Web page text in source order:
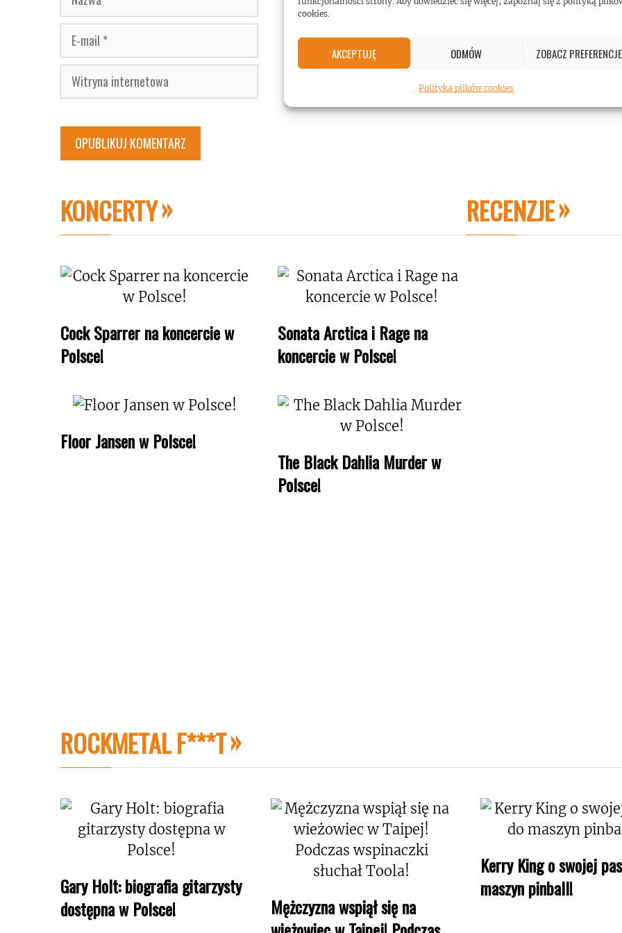
cookies.
AKCEPTUJĘ ODMÓW ZOBACZ PREFERENCJE
Polityka plików cookies
E-
mail
Witryna
internetowa
KONCERTY
Cock Sparrer na koncercie w
Polsce!
Sonata Arctica i Rage na
koncercie w Polsce!
Floor Jansen w Polsce!
The Black Dahlia Murder w
Polsce!
RECENZJE
ROCKMETAL F***T
Gary Holt: biografia gitarzysty
dostępna w Polsce!
Mężczyzna wspiął się na
Kerry King o swojej
maszyn pinball!